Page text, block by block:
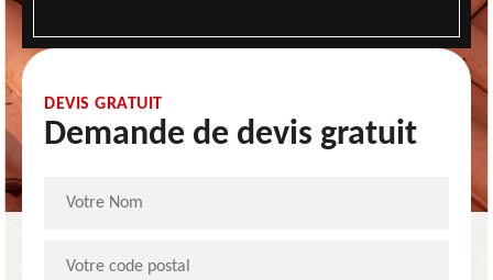
DEVIS GRATUIT
Demande de devis gratuit